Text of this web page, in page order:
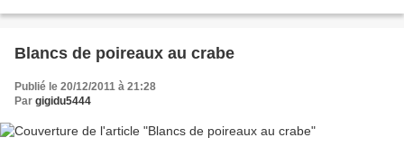
Blancs de poireaux au crabe
Publié le 20/12/2011 à 21:28
Par gigidu5444